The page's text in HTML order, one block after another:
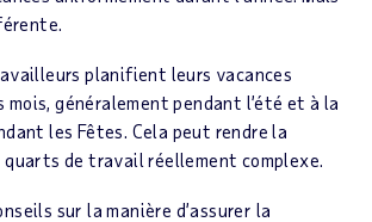
planifient leurs vacances
mois, généralement pendant l’été et à la
les Fêtes. Cela peut rendre la
de travail réellement complexe.
sur la manière d’assurer la